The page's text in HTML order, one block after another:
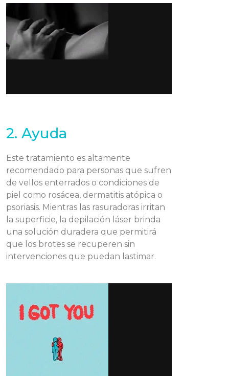
2. Ayuda
Este tratamiento es altamente
recomendado para personas que sufren
de vellos enterrados o condiciones de
piel como rosácea, dermatitis atópica o
psoriasis. Mientras las rasuradoras irritan
la superficie, la depilación láser brinda
una solución duradera que permitirá
que los brotes se recuperen sin
intervenciones que puedan lastimar.